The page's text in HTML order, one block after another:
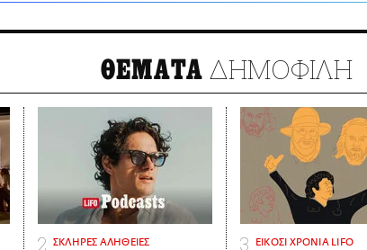
ΘΕΜΑΤΑ ΔΗΜΟΦΙΛΗ
ΣΚΛΗΡΕΣ ΑΛΗΘΕΙΕΣ ΕΙΚΟΣΙ ΧΡΟΝΙΑ LIFO